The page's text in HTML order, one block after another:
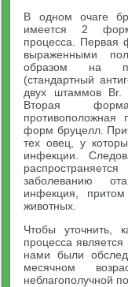
В одном очаге
имеется 2
процесса. Первая
выраженными
образом на
(стандартный
двух штаммов
Вторая
противоположная
форм бруцелл.
тех овец, у
инфекции.
заболеванию
инфекция,
животных.
Чтобы уточнить,
процесса является
нами были
месячном
неблагополучной